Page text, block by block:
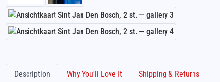
Description Why You'll Love It Shipping & Returns